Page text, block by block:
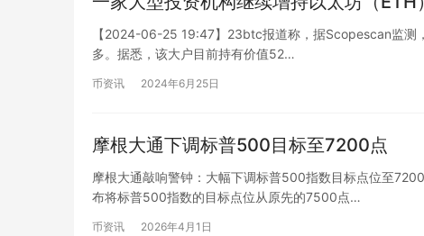
【2024-06-25 19:47】23btc报道称，据Scopescan监
多。据悉，该大户目前持有价值52…
币资讯 2024年6月25日
摩根大通下调标普500目标至7200点
摩根大通敲响警钟：大幅下调标普500指数目标点位至
布将标普500指数的目标点位从原先的7500点…
币资讯 2026年4月1日